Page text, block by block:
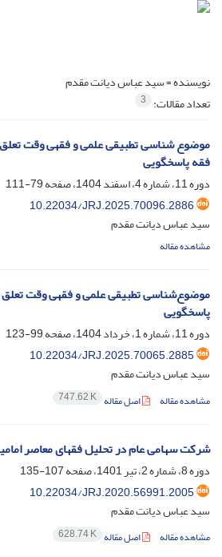
نویسنده =سید عباس دیانت مقدم
تعداد مقالات: 3
موضوع شناسی تطبیقی علمی و فقهی وقت تعلق
فقه پاسخگویی
دوره 11، شماره 4، اسفند 1404، صفحه
79-111
10.22034/JRJ.2025.70096.2886
سید عباس دیانت مقدم
مشاهده مقاله
موضوع‌شناسی تطبیقی علمی و فقهی وقت تعلق
پاسخگویی
دوره 11، شماره 1، خرداد 1404، صفحه
99-123
10.22034/JRJ.2025.70065.2885
سید عباس دیانت مقدم
مشاهده مقاله اصل مقاله 747.62 K
شرکت سهامی عام در تحلیل فقهای معاصر
دوره 8، شماره 2، تیر 1401، صفحه
107-135
10.22034/JRJ.2020.56991.2005
سید عباس دیانت مقدم
مشاهده مقاله اصل مقاله 628.74 K